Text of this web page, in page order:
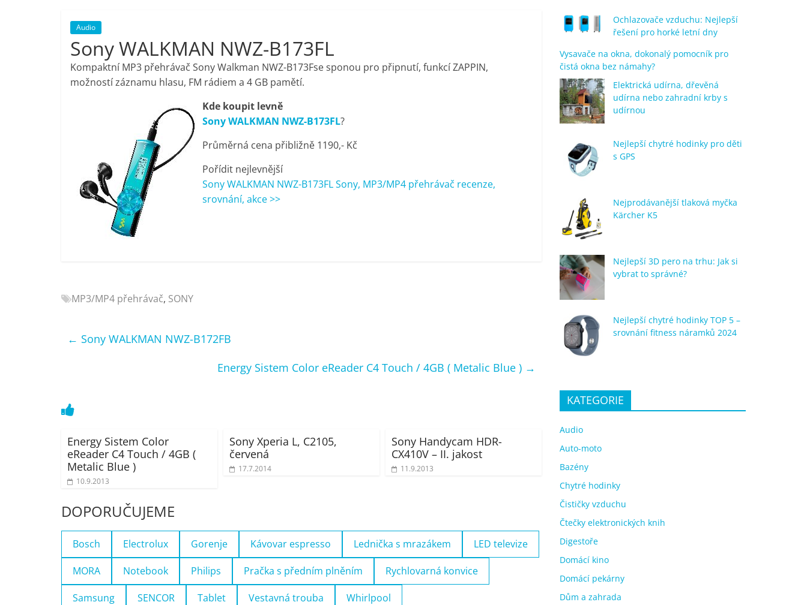
porovnání,
pračky,
televize,
notebooky,
mobilní
telefony,
kávovary,
elektronika
OK,
mobilní
kávovary,
bazény
Audio
Sony WALKMAN NWZ-B173FL
Kompaktní MP3 přehrávač Sony Walkman NWZ-B173Fse sponou pro připnutí, funkcí ZAPPIN,
možností záznamu hlasu, FM rádiem a 4 GB pamětí.
Kde koupit levně
Sony WALKMAN NWZ-B173FL?
Průměrná cena přibližně 1190,- Kč
Pořídit nejlevnější
Sony WALKMAN NWZ-B173FL Sony, MP3/MP4 přehrávač recenze,
srovnání, akce >>
MP3/MP4 přehrávač, SONY
← Sony WALKMAN NWZ-B172FB
Energy Sistem Color eReader C4 Touch / 4GB ( Metalic Blue ) →
Energy Sistem Color
eReader C4 Touch / 4GB (
Metalic Blue )
10.9.2013
Sony Xperia L, C2105,
červená
17.7.2014
Sony Handycam HDR-
CX410V – II. jakost
11.9.2013
DOPORUČUJEME
Bosch Electrolux Gorenje Kávovar espresso Lednička s mrazákem LED televize
MORA Notebook Philips Pračka s předním plněním Rychlovarná konvice
Samsung SENCOR Tablet Vestavná trouba Whirlpool
Ochlazovače vzduchu: Nejlepší
řešení pro horké letní dny
Vysavače na okna, dokonalý pomocník pro
čistá okna bez námahy?
Elektrická udírna, dřevěná
udírna nebo zahradní krby s
udírnou
Nejlepší chytré hodinky pro děti
s GPS
Nejprodávanější tlaková myčka
Kärcher K5
Nejlepší 3D pero na trhu: Jak si
vybrat to správné?
Nejlepší chytré hodinky TOP 5 –
srovnání fitness náramků 2024
KATEGORIE
Audio
Auto-moto
Bazény
Chytré hodinky
Čističky vzduchu
Čtečky elektronických knih
Digestoře
Domácí kino
Domácí pekárny
Dům a zahrada